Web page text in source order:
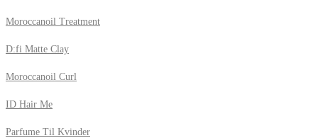
Moroccanoil Treatment
D:fi Matte Clay
Moroccanoil Curl
ID Hair Me
Parfume Til Kvinder